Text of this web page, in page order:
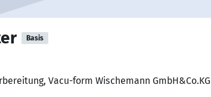
Basis
Vacu-form Wischemann GmbH&Co.KG